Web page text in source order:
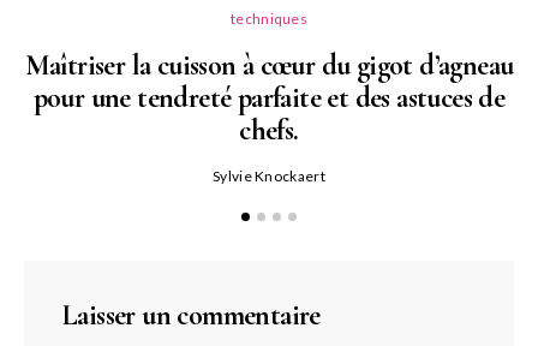
techniques
Maîtriser la cuisson à cœur du gigot d’agneau
pour une tendreté parfaite et des astuces de
chefs.
Sylvie Knockaert
Laisser un commentaire